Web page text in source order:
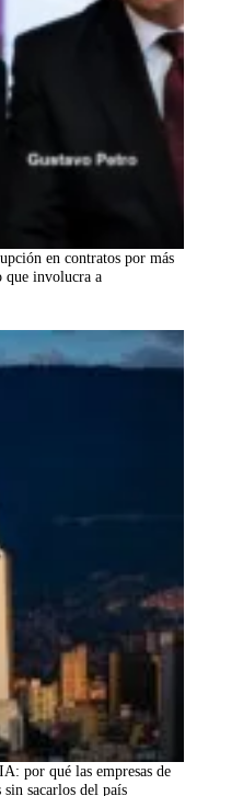
en contratos por más
que involucra a
por qué las empresas de
sacarlos del país